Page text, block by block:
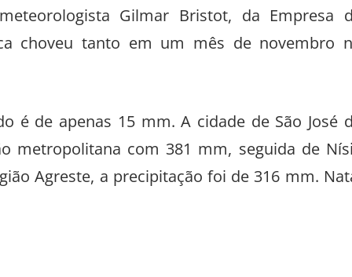
Gilmar Bristot, da Empresa
choveu tanto em um mês de novembro
é de apenas 15 mm. A cidade de São José
metropolitana com 381 mm, seguida de
Agreste, a precipitação foi de 316 mm.